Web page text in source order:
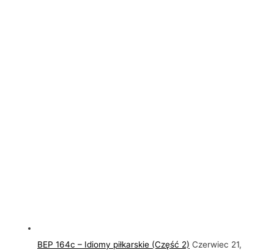
BEP 164c – Idiomy piłkarskie (Część 2) Czerwiec 21,